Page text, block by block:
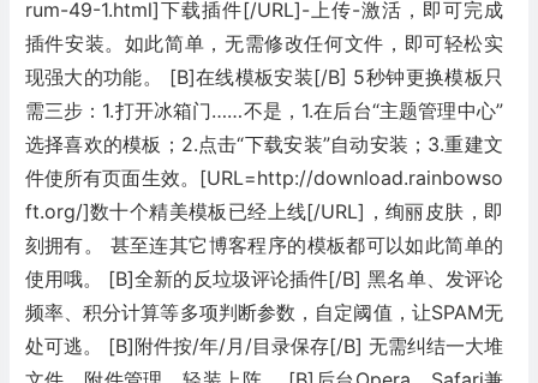
rum-49-1.html]下载插件[/URL]-上传-激活，即可完成
插件安装。如此简单，无需修改任何文件，即可轻松实
现强大的功能。 [B]在线模板安装[/B] 5秒钟更换模板只
需三步：1.打开冰箱门……不是，1.在后台“主题管理中心”
选择喜欢的模板；2.点击“下载安装”自动安装；3.重建文
件使所有页面生效。[URL=http://download.rainbowso
ft.org/]数十个精美模板已经上线[/URL]，绚丽皮肤，即
刻拥有。 甚至连其它博客程序的模板都可以如此简单的
使用哦。 [B]全新的反垃圾评论插件[/B] 黑名单、发评论
频率、积分计算等多项判断参数，自定阈值，让SPAM无
处可逃。 [B]附件按/年/月/目录保存[/B] 无需纠结一大堆